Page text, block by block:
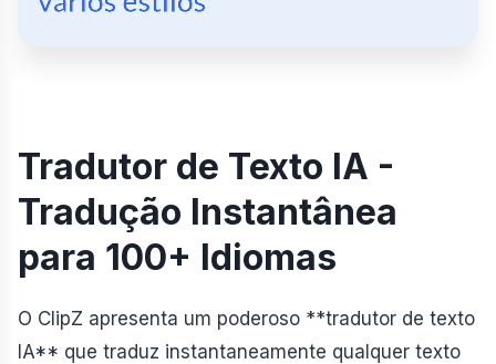
Tradutor de Texto IA -
Tradução Instantânea
para 100+ Idiomas
O ClipZ apresenta um poderoso **tradutor de texto
IA** que traduz instantaneamente qualquer texto